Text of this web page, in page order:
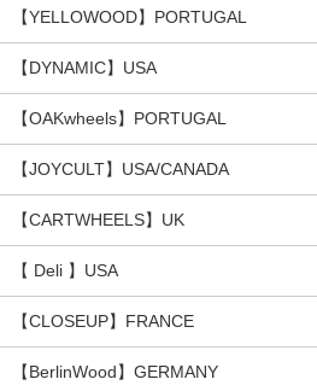
【YELLOWOOD】PORTUGAL
【DYNAMIC】USA
【OAKwheels】PORTUGAL
【JOYCULT】USA/CANADA
【CARTWHEELS】UK
【 Deli 】USA
【CLOSEUP】FRANCE
【BerlinWood】GERMANY